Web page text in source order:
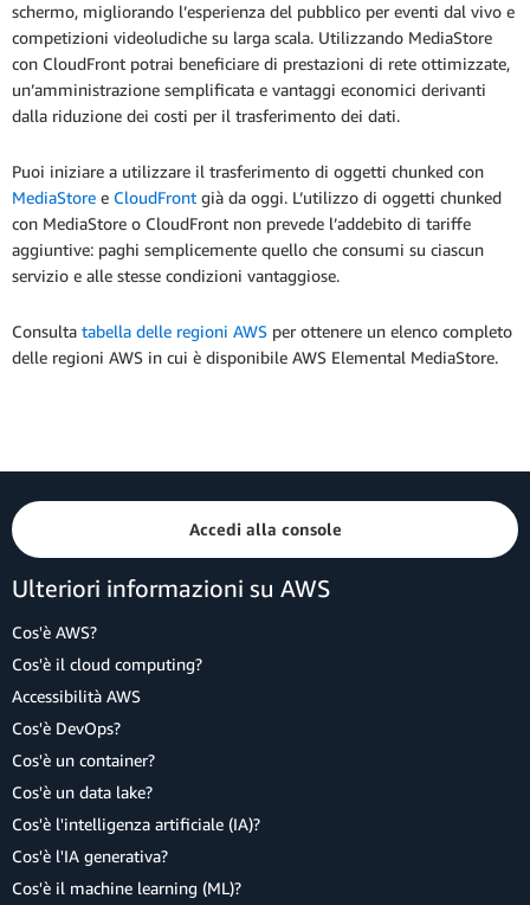
schermo, migliorando l’esperienza del pubblico per eventi dal vivo e
competizioni videoludiche su larga scala. Utilizzando MediaStore
con CloudFront potrai beneficiare di prestazioni di rete ottimizzate,
un’amministrazione semplificata e vantaggi economici derivanti
dalla riduzione dei costi per il trasferimento dei dati.
Puoi iniziare a utilizzare il trasferimento di oggetti chunked con
MediaStore e CloudFront già da oggi. L’utilizzo di oggetti chunked
con MediaStore o CloudFront non prevede l’addebito di tariffe
aggiuntive: paghi semplicemente quello che consumi su ciascun
servizio e alle stesse condizioni vantaggiose.
Consulta tabella delle regioni AWS per ottenere un elenco completo
delle regioni AWS in cui è disponibile AWS Elemental MediaStore.
Accedi alla console
Ulteriori informazioni su AWS
Cos'è AWS?
Cos'è il cloud computing?
Accessibilità AWS
Cos'è DevOps?
Cos'è un container?
Cos'è un data lake?
Cos'è l'intelligenza artificiale (IA)?
Cos'è l'IA generativa?
Cos'è il machine learning (ML)?